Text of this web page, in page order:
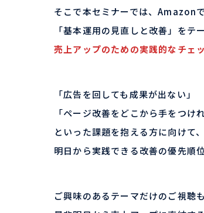
そこで本セミナーでは、Amazon
「基本運用の見直しと改善」をテ
売上アップのための実践的なチェ
「広告を回しても成果が出ない」
「ページ改善をどこから手をつけ
といった課題を抱える方に向けて、
明日から実践できる改善の優先順
ご興味のあるテーマだけのご視聴